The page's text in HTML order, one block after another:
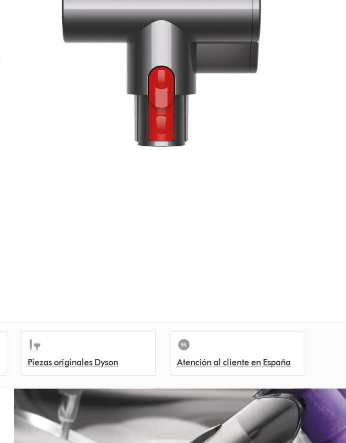
Piezas originales Dyson Atención al cliente en España